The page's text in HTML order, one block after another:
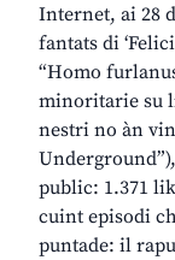
Internet, ai 28
fantats di
“Homo
minoritarie su
nestri no àn
public: 1.371
cuint episodi
puntade: il